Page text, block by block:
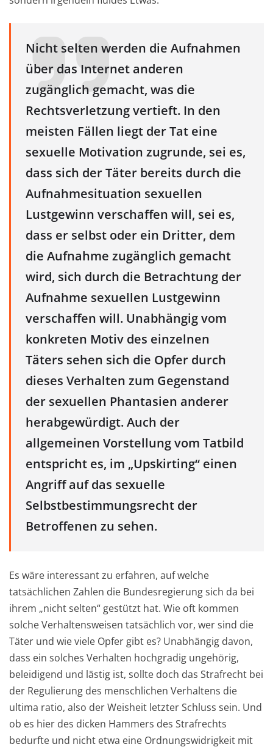
Nicht selten werden die Aufnahmen
über das Internet anderen
zugänglich gemacht, was die
Rechtsverletzung vertieft. In den
meisten Fällen liegt der Tat eine
sexuelle Motivation zugrunde, sei es,
dass sich der Täter bereits durch die
Aufnahmesituation sexuellen
Lustgewinn verschaffen will, sei es,
dass er selbst oder ein Dritter, dem
die Aufnahme zugänglich gemacht
wird, sich durch die Betrachtung der
Aufnahme sexuellen Lustgewinn
verschaffen will. Unabhängig vom
konkreten Motiv des einzelnen
Täters sehen sich die Opfer durch
dieses Verhalten zum Gegenstand
der sexuellen Phantasien anderer
herabgewürdigt. Auch der
allgemeinen Vorstellung vom Tatbild
entspricht es, im „Upskirting“ einen
Angriff auf das sexuelle
Selbstbestimmungsrecht der
Betroffenen zu sehen.
Es wäre interessant zu erfahren, auf welche
tatsächlichen Zahlen die Bundesregierung sich da bei
ihrem „nicht selten“ gestützt hat. Wie oft kommen
solche Verhaltensweisen tatsächlich vor, wer sind die
Täter und wie viele Opfer gibt es? Unabhängig davon,
dass ein solches Verhalten hochgradig ungehörig,
beleidigend und lästig ist, sollte doch das Strafrecht bei
der Regulierung des menschlichen Verhaltens die
ultima ratio, also der Weisheit letzter Schluss sein. Und
ob es hier des dicken Hammers des Strafrechts
bedurfte und nicht etwa eine Ordnungswidrigkeit mit